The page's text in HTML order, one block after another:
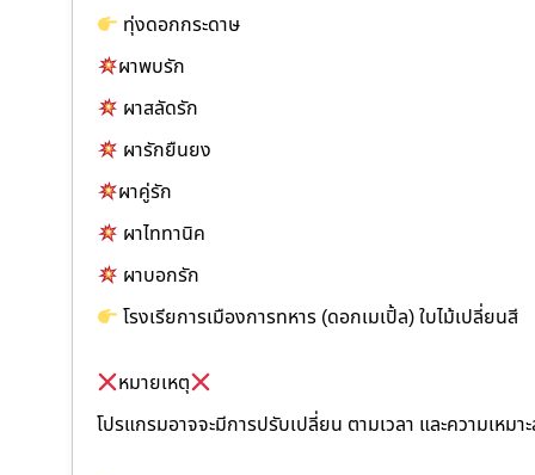
ทุ่งดอกกระดาษ
ผาพบรัก
ผาสลัดรัก
ผารักยืนยง
ผาคู่รัก
ผาไททานิค
ผาบอกรัก
โรงเรียการเมืองการทหาร (ดอกเมเปิ้ล) ใบไม้เปลี่ยนสี
หมายเหตุ
โปรแกรมอาจจะมีการปรับเปลี่ยน ตามเวลา และความเหมา